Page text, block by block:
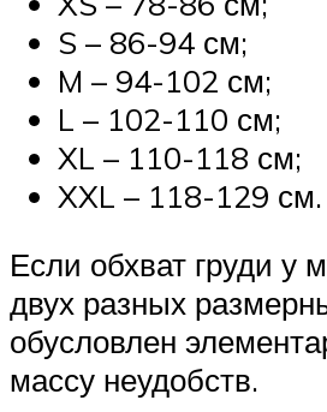
S – 86-94 см;
M – 94-102 см;
L – 102-110 см;
XL – 110-118 см;
XXL – 118-129 см.
Если обхват груди у
двух разных
обусловлен
массу неудобств.